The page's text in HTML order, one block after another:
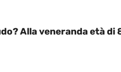
Alla veneranda età di